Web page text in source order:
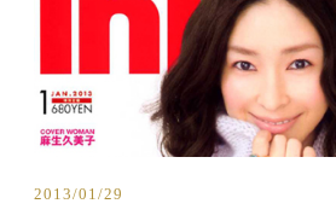
2013/01/29